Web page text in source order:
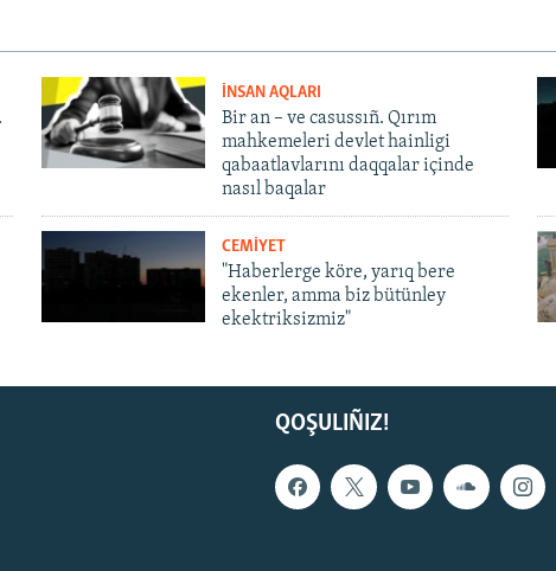
İNSAN AQLARI
Bir an – ve casussıñ. Qırım
mahkemeleri devlet hainligi
qabaatlavlarını daqqalar içinde
nasıl baqalar
CEMİYET
"Haberlerge köre, yarıq bere
ekenler, amma biz bütünley
ekektriksizmiz"
QOŞULIÑIZ!